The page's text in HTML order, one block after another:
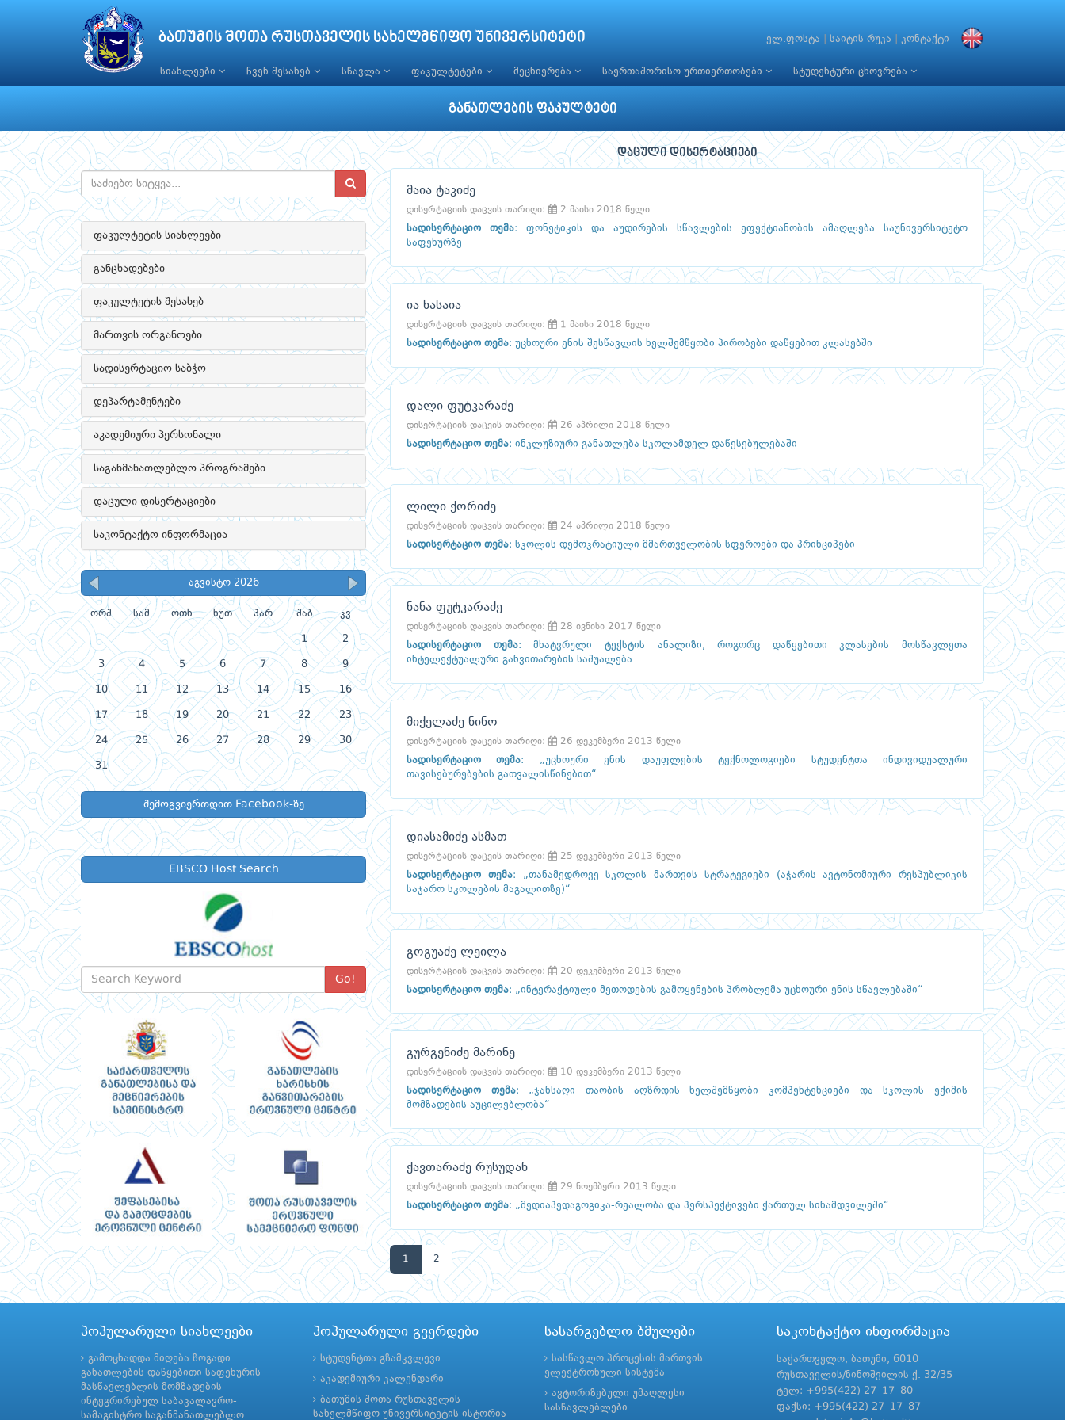
ბათუმის შოთა რუსთაველის სახელმწიფო უნივერსიტეტი ელ.ფოსტა საიტის რუკა კონტაქტი
სიახლეები ჩვენ შესახებ სწავლა ფაკულტეტები მეცნიერება საერთაშორისო ურთიერთობები სტუდენტური ცხოვრება
განათლების ფაკულტეტი
ფაკულტეტის სიახლეები
განცხადებები
ფაკულტეტის შესახებ
მართვის ორგანოები
სადისერტაციო საბჭო
დეპარტამენტები
აკადემიური პერსონალი
საგანმანათლებლო პროგრამები
დაცული დისერტაციები
საკონტაქტო ინფორმაცია
აგვისტო 2026
ორშ სამ ოთხ ხუთ პარ შაბ კვ
1 2
3 4 5 6 7 8 9
10 11 12 13 14 15 16
17 18 19 20 21 22 23
24 25 26 27 28 29 30
31
შემოგვიერთდით Facebook-ზე
EBSCO Host Search
Go!
დაცული დისერტაციები
მაია ტაკიძე
დისერტაციის დაცვის თარიღი: 2 მაისი 2018 წელი
სადისერტაციო თემა: ფონეტიკის და აუდირების სწავლების ეფექტიანობის ამაღლება საუნივერსიტეტო
საფეხურზე
ია ხასაია
დისერტაციის დაცვის თარიღი: 1 მაისი 2018 წელი
სადისერტაციო თემა: უცხოური ენის შესწავლის ხელშემწყობი პირობები დაწყებით კლასებში
დალი ფუტკარაძე
დისერტაციის დაცვის თარიღი: 26 აპრილი 2018 წელი
სადისერტაციო თემა: ინკლუზიური განათლება სკოლამდელ დაწესებულებაში
ლილი ქორიძე
დისერტაციის დაცვის თარიღი: 24 აპრილი 2018 წელი
სადისერტაციო თემა: სკოლის დემოკრატიული მმართველობის სფეროები და პრინციპები
ნანა ფუტკარაძე
დისერტაციის დაცვის თარიღი: 28 ივნისი 2017 წელი
სადისერტაციო თემა:მხატვრული ტექსტის ანალიზი, როგორც დაწყებითი კლასების მოსწავლეთა
ინტელექტუალური განვითარების საშუალება
მიქელაძე ნინო
დისერტაციის დაცვის თარიღი: 26 დეკემბერი 2013 წელი
სადისერტაციო თემა: „უცხოური ენის დაუფლების ტექნოლოგიები სტუდენტთა ინდივიდუალური
თავისებურებების გათვალისწინებით“
დიასამიძე ასმათ
დისერტაციის დაცვის თარიღი: 25 დეკემბერი 2013 წელი
სადისერტაციო თემა:
„თანამედროვე სკოლის მართვის სტრატეგიები (აჭარის ავტონომიური რესპუბლიკის
საჯარო სკოლების მაგალითზე)“
გოგუაძე ლეილა
დისერტაციის დაცვის თარიღი: 20 დეკემბერი 2013 წელი
სადისერტაციო თემა: „ინტერაქტიული მეთოდების გამოყენების პრობლემა უცხოური ენის სწავლებაში“
გურგენიძე მარინე
დისერტაციის დაცვის თარიღი: 10 დეკემბერი 2013 წელი
სადისერტაციო თემა: „ჯანსაღი თაობის აღზრდის ხელშემწყობი კომპენტენციები და სკოლის ექიმის
მომზადების აუცილებლობა“
ქავთარაძე რუსუდან
დისერტაციის დაცვის თარიღი: 29 ნოემბერი 2013 წელი
სადისერტაციო თემა: „მედიაპედაგოგიკა-რეალობა და პერსპექტივები ქართულ სინამდვილეში“
1 2
პოპულარული სიახლეები
გამოცხადდა მიღება ზოგადი
განათლების დაწყებითი საფეხურის
მასწავლებლის მომზადების
ინტეგრირებულ საბაკალავრო-
სამაგისტრო საგანმანათლებლო
პოპულარული გვერდები
სტუდენტთა გზამკვლევი
აკადემიური კალენდარი
ბათუმის შოთა რუსთაველის
სახელმწიფო უნივერსიტეტის ისტორია
სასარგებლო ბმულები
სასწავლო პროცესის მართვის
ელექტრონული სისტემა
ავტორიზებული უმაღლესი
სასწავლებლები
საკონტაქტო ინფორმაცია
საქართველო, ბათუმი, 6010
რუსთაველის/ნინოშვილის ქ. 32/35
ტელ: +995(422) 27–17–80
ფაქსი: +995(422) 27–17–87